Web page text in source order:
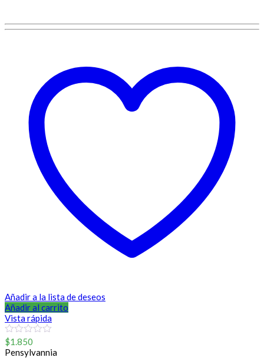
Añadir a la lista de deseos
Añadir al carrito
Vista rápida
0
out
of
$1.850
Pensylvannia